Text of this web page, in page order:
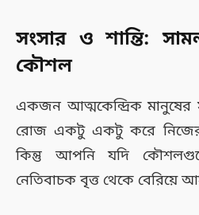
সংসার ও শান্তি:
কৌশল
একজন আত্মকেন্দ্রিক মানুষের
রোজ একটু একটু করে নিজের
কিন্তু আপনি যদি
নেতিবাচক বৃত্ত থেকে বেরিয়ে